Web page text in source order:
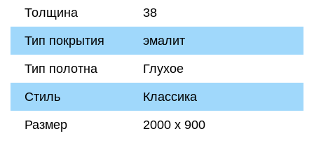
Толщина
38
Тип покрытия
эмалит
Тип полотна
Глухое
Стиль
Классика
Размер
2000 х 900